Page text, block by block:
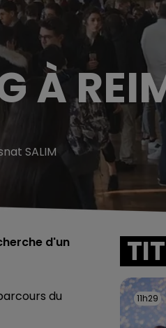
À
SALIM
d'un
du
11h29
11h29